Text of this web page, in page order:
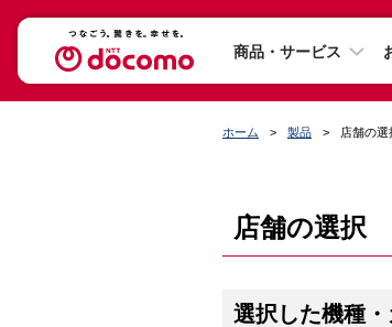
商品・サービス
ホーム 製品 店舗の選
店舗の選択
選択した機種